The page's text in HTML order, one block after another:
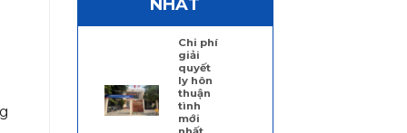
NHẤT
Chi phí
giải
quyết
ly hôn
thuận
tình
mới